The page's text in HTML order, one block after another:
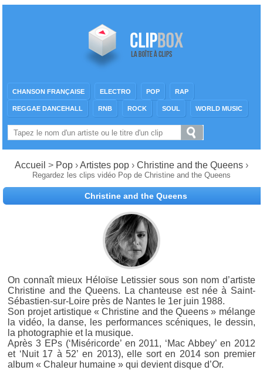
CHANSON FRANÇAISE ELECTRO POP RAP
REGGAE DANCEHALL RNB ROCK SOUL WORLD MUSIC
Accueil > Pop ›Artistes pop › Christine and the Queens ›
Regardez les clips vidéo Pop de Christine and the Queens
Christine and the Queens
On connaît mieux Héloïse Letissier sous son nom d’artiste
Christine and the Queens. La chanteuse est née à Saint-
Sébastien-sur-Loire près de Nantes le 1er juin 1988.
Son projet artistique « Christine and the Queens » mélange
la vidéo, la danse, les performances scéniques, le dessin,
la photographie et la musique.
Après 3 EPs (‘Miséricorde’ en 2011, ‘Mac Abbey’ en 2012
et ‘Nuit 17 à 52’ en 2013), elle sort en 2014 son premier
album « Chaleur humaine » qui devient disque d’Or.